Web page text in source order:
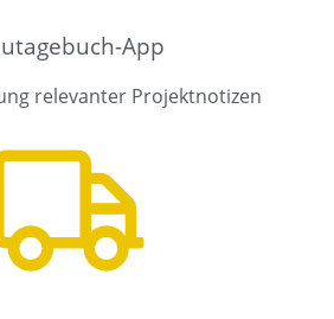
App
relevanter Projektnotizen